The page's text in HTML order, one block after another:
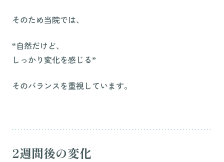
そのため当院では、
“自然だけど、
しっかり変化を感じる”
そのバランスを重視しています。
2週間後の変化